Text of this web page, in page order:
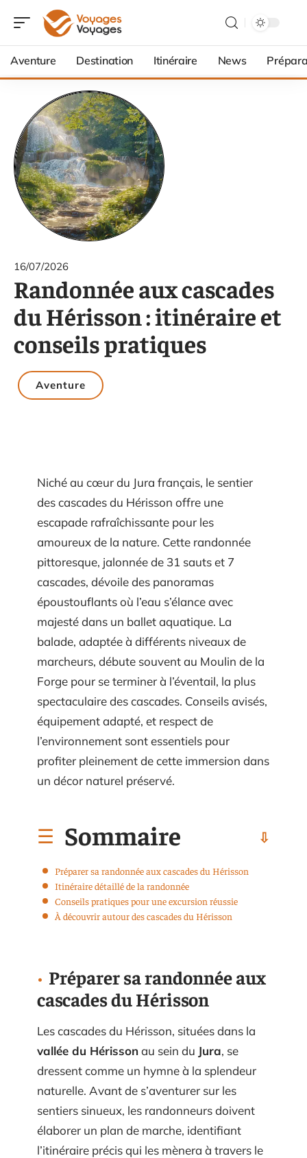
Aventure Destination Itinéraire News
16/07/2026
Randonnée aux cascades
du Hérisson : itinéraire et
conseils pratiques
Aventure
Niché au cœur du Jura français, le sentier
des cascades du Hérisson offre une
escapade rafraîchissante pour les
amoureux de la nature. Cette randonnée
pittoresque, jalonnée de 31 sauts et 7
cascades, dévoile des panoramas
époustouflants où l’eau s’élance avec
majesté dans un ballet aquatique. La
balade, adaptée à différents niveaux de
marcheurs, débute souvent au Moulin de la
Forge pour se terminer à l’éventail, la plus
spectaculaire des cascades. Conseils avisés,
équipement adapté, et respect de
l’environnement sont essentiels pour
profiter pleinement de cette immersion dans
un décor naturel préservé.
Sommaire
Préparer sa randonnée aux cascades du Hérisson
Itinéraire détaillé de la randonnée
Conseils pratiques pour une excursion réussie
À découvrir autour des cascades du Hérisson
Préparer sa randonnée aux
cascades du Hérisson
Les cascades du Hérisson, situées dans la
vallée du Hérissonau sein du Jura, se
dressent comme un hymne à la splendeur
naturelle. Avant de s’aventurer sur les
sentiers sinueux, les randonneurs doivent
élaborer un plan de marche, identifiant
l’itinéraire précis qui les mènera à travers le